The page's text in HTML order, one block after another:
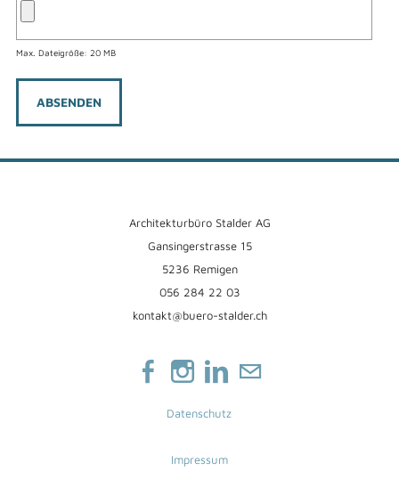
Max. Dateigröße: 20 MB
ABSENDEN
Architekturbüro Stalder AG
Gansingerstrasse 15
5236 Remigen
056 284 22 03
kontakt@buero-stalder.ch
Datenschutz
Impressum